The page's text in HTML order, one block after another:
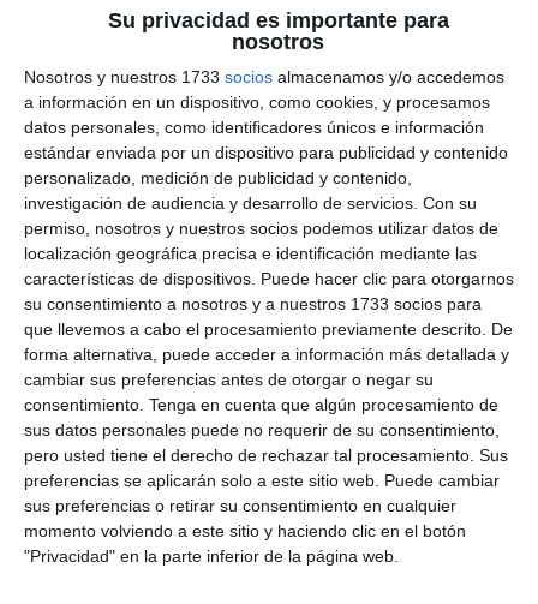
Su privacidad es importante para
nosotros
Nosotros y nuestros 1733 socios almacenamos y/o accedemos
a información en un dispositivo, como cookies, y procesamos
datos personales, como identificadores únicos e información
estándar enviada por un dispositivo para publicidad y contenido
personalizado, medición de publicidad y contenido,
investigación de audiencia y desarrollo de servicios. Con su
permiso, nosotros y nuestros socios podemos utilizar datos de
localización geográfica precisa e identificación mediante las
características de dispositivos. Puede hacer clic para otorgarnos
su consentimiento a nosotros y a nuestros 1733 socios para
que llevemos a cabo el procesamiento previamente descrito. De
forma alternativa, puede acceder a información más detallada y
cambiar sus preferencias antes de otorgar o negar su
consentimiento. Tenga en cuenta que algún procesamiento de
sus datos personales puede no requerir de su consentimiento,
pero usted tiene el derecho de rechazar tal procesamiento. Sus
preferencias se aplicarán solo a este sitio web. Puede cambiar
sus preferencias o retirar su consentimiento en cualquier
momento volviendo a este sitio y haciendo clic en el botón
"Privacidad" en la parte inferior de la página web.